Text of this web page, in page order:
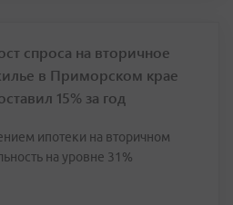
спроса на вторичное
в Приморском крае
15% за год
ипотеки на вторичном
на уровне 31%